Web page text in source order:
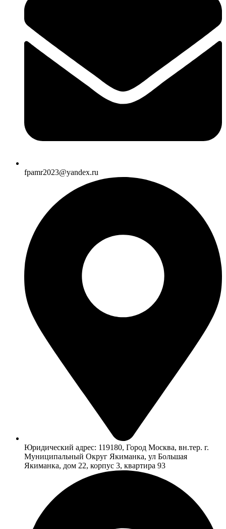
fpamr2023@yandex.ru
Юридический адрес: 119180, Город Москва, вн.тер. г.
Муниципальный Округ Якиманка, ул Большая
Якиманка, дом 22, корпус 3, квартира 93